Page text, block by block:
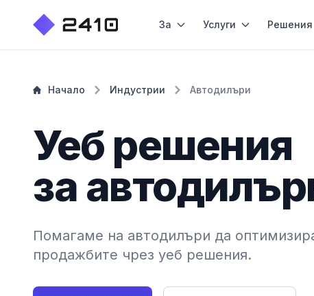
За Услуги Решения
Начало Индустрии Автодилъри
Уеб решения
за
Помагаме на автодилъри да
продажбите чрез уеб решения.